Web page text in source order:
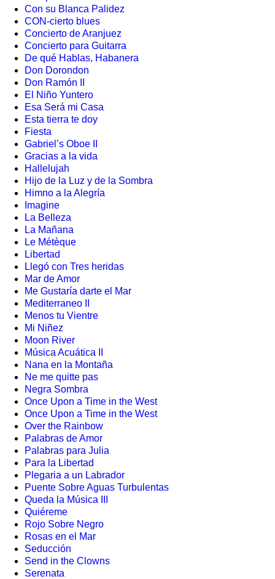
Con su Blanca Palidez
CON-cierto blues
Concierto de Aranjuez
Concierto para Guitarra
De qué Hablas, Habanera
Don Dorondon
Don Ramón II
El Niño Yuntero
Esa Será mi Casa
Esta tierra te doy
Fiesta
Gabriel’s Oboe II
Gracias a la vida
Hallelujah
Hijo de la Luz y de la Sombra
Himno a la Alegría
Imagine
La Belleza
La Mañana
Le Métèque
Libertad
Llegó con Tres heridas
Mar de Amor
Me Gustaría darte el Mar
Mediterraneo II
Menos tu Vientre
Mi Niñez
Moon River
Música Acuática II
Nana en la Montaña
Ne me quitte pas
Negra Sombra
Once Upon a Time in the West
Once Upon a Time in the West
Over the Rainbow
Palabras de Amor
Palabras para Julia
Para la Libertad
Plegaria a un Labrador
Puente Sobre Aguas Turbulentas
Queda la Música III
Quiéreme
Rojo Sobre Negro
Rosas en el Mar
Seducción
Send in the Clowns
Serenata